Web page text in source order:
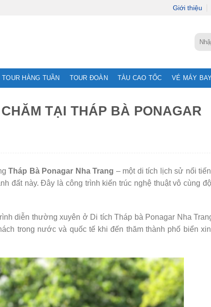
Giới thiệu
Tìm
kiếm:
TOUR HÀNG TUẦN TOUR ĐOÀN TÀU CAO TỐC VÉ MÁY
TẠI THÁP BÀ PONAGAR
Tháp Bà Ponagar Nha Trang – một di tích lịch sử nổi
đất này. Đây là công trình kiến trúc nghệ thuật vô cùng
diễn thường xuyên ở Di tích Tháp bà Ponagar Nha
trong nước và quốc tế khi đến thăm thành phố biển